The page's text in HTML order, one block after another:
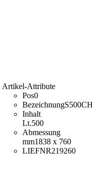
Artikel-Attribute
Pos0
Bezeichnung
Inhalt
Lt.500
Abmessung
mm1838 x 760
LIEFNR219260